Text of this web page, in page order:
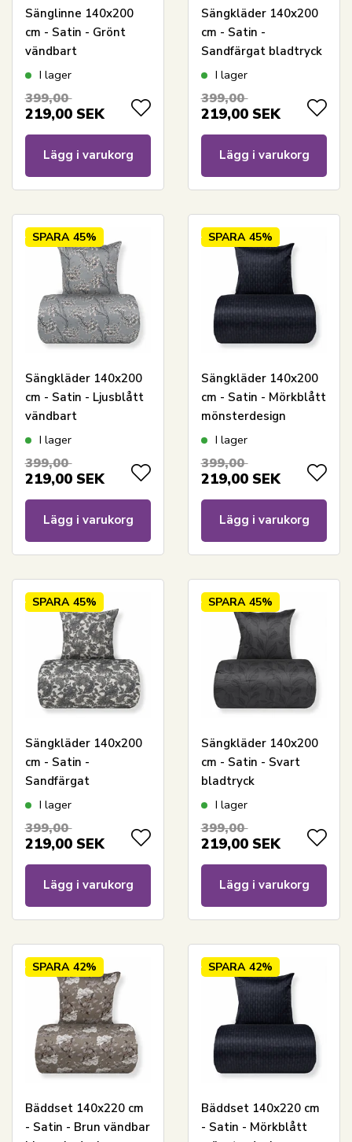
Sänglinne 140x200
cm - Satin - Grönt
vändbart
blommönster
I lager
399,00
219,00 SEK
Lägg i varukorg
Sängkläder 140x200
cm - Satin -
Sandfärgat bladtryck
I lager
399,00
219,00 SEK
Lägg i varukorg
SPARA 45%
Sängkläder 140x200
cm - Satin - Ljusblått
vändbart
blommönster
I lager
399,00
219,00 SEK
Lägg i varukorg
SPARA 45%
Sängkläder 140x200
cm - Satin - Mörkblått
mönsterdesign
I lager
399,00
219,00 SEK
Lägg i varukorg
SPARA 45%
Sängkläder 140x200
cm - Satin -
Sandfärgat
blommönster
I lager
399,00
219,00 SEK
Lägg i varukorg
SPARA 45%
Sängkläder 140x200
cm - Satin - Svart
bladtryck
I lager
399,00
219,00 SEK
Lägg i varukorg
SPARA 42%
Bäddset 140x220 cm
- Satin - Brun vändbar
SPARA 42%
Bäddset 140x220 cm
- Satin - Mörkblått